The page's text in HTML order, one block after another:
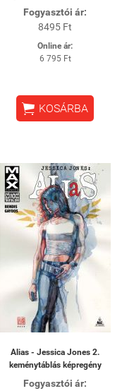
Fogyasztói ár:
8495 Ft
Online ár:
6 795 Ft
 KOSÁRBA
Alias - Jessica Jones 2.
keménytáblás képregény
Fogyasztói ár: